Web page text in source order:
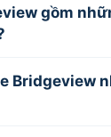
gồm
Bridgeview